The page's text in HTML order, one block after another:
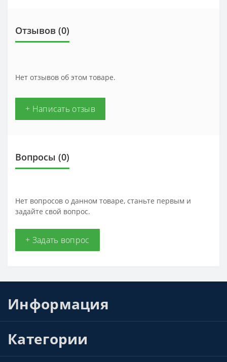
Отзывов (0)
Нет отзывов об этом товаре.
+ Написать отзыв
Вопросы (0)
Нет вопросов о данном товаре, станьте первым и
задайте свой вопрос.
+ Задать вопрос
Информация
Категории